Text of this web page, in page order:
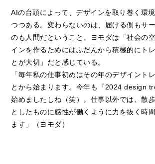
AIの台頭によって、デザインを取り巻く環
つつある。変わらないのは、届ける側もサ
のも人間だということ。ヨモダは「社会の
インを作るためにはふだんから積極的にト
とが大切」だと感じている。
「毎年私の仕事初めはその年のデザイント
とから始まります。今年も『2024 design
始めましたしね（笑）。仕事以外では、散
としたものに感性が働くように力を抜く時
ます」（ヨモダ）